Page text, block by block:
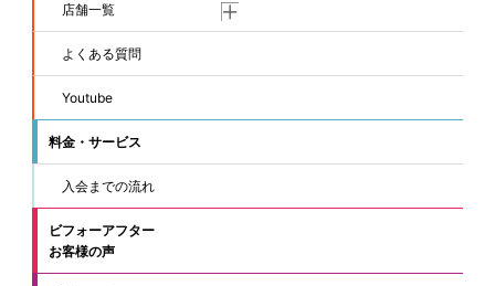
店舗一覧
よくある質問
Youtube
料金・サービス
入会までの流れ
ビフォーアフター
お客様の声